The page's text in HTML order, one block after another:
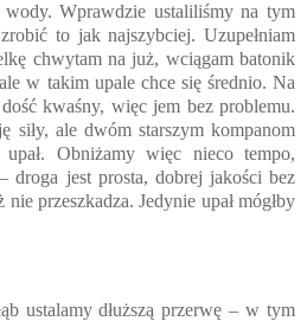
Wprawdzie ustaliliśmy na tym
to jak najszybciej. Uzupełniam
chwytam na już, wciągam batonik
w takim upale chce się średnio. Na
kwaśny, więc jem bez problemu.
siły, ale dwóm starszym kompanom
Obniżamy więc nieco tempo,
droga jest prosta, dobrej jakości bez
przeszkadza. Jedynie upał mógłby
ustalamy dłuższą przerwę – w tym